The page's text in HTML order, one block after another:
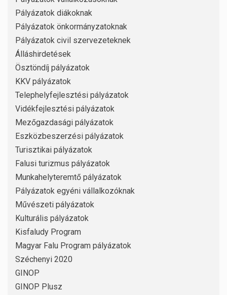
Pályázatok diákoknak
Pályázatok önkormányzatoknak
Pályázatok civil szervezeteknek
Álláshirdetések
Ösztöndíj pályázatok
KKV pályázatok
Telephelyfejlesztési pályázatok
Vidékfejlesztési pályázatok
Mezőgazdasági pályázatok
Eszközbeszerzési pályázatok
Turisztikai pályázatok
Falusi turizmus pályázatok
Munkahelyteremtő pályázatok
Pályázatok egyéni vállalkozóknak
Művészeti pályázatok
Kulturális pályázatok
Kisfaludy Program
Magyar Falu Program pályázatok
Széchenyi 2020
GINOP
GINOP Plusz